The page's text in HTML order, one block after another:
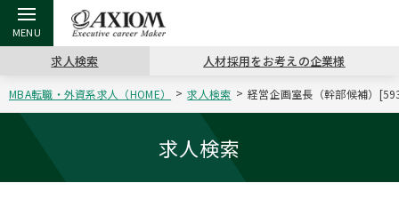
戻る
アクシアムの特長
戻る
コンサ
サービス案内
戻る
キャリ
戻る
キャリア支援 TOP
キャリアデザイン講座
戻る
MBAの
戻る
日本か
戻る
転職ツール TOP
英文レジュメの書き方
戻る
パワー
戻る
転職コラム TOP
“展”職相談室
戻る
イベント・セミナー TOP
ジョブフェア
戻る
会社概要 TOP
沿革
求人検索 人材採用をお考えの企業様
MBA転職・外資系求人（HOME） 求人検索 経営企画室長（幹部候補）
求人検索